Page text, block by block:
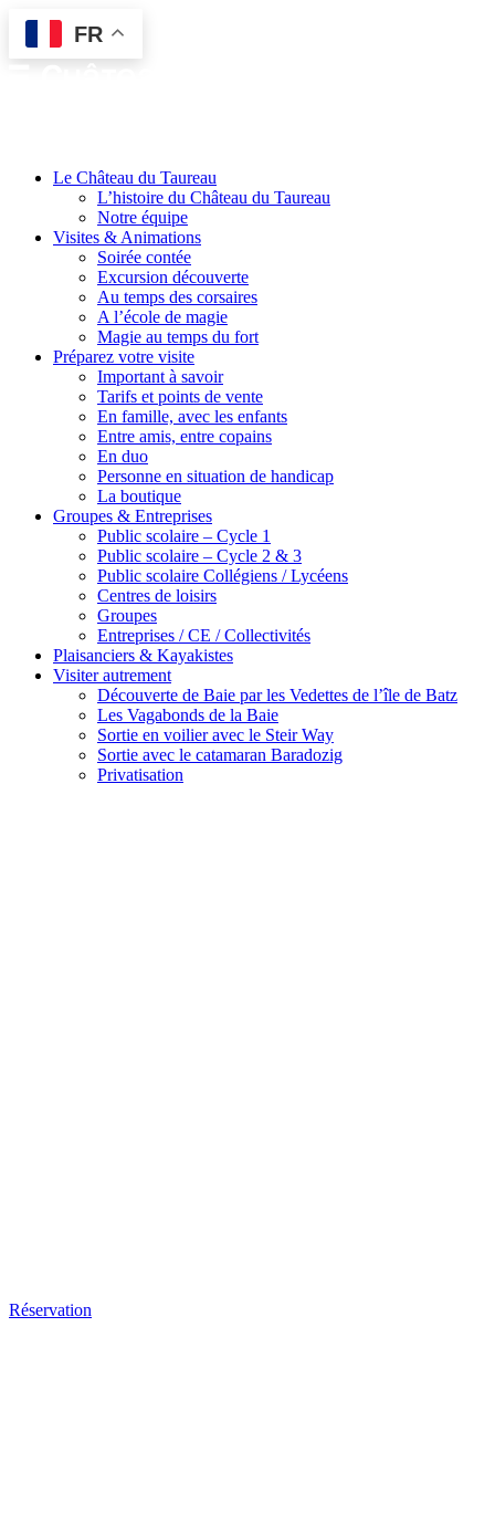
FR
Le Château du Taureau
L’histoire du Château du Taureau
Notre équipe
Visites & Animations
Soirée contée
Excursion découverte
Au temps des corsaires
A l’école de magie
Magie au temps du fort
Préparez votre visite
Important à savoir
Tarifs et points de vente
En famille, avec les enfants
Entre amis, entre copains
En duo
Personne en situation de handicap
La boutique
Groupes & Entreprises
Public scolaire – Cycle 1
Public scolaire – Cycle 2 & 3
Public scolaire Collégiens / Lycéens
Centres de loisirs
Groupes
Entreprises / CE / Collectivités
Plaisanciers & Kayakistes
Visiter autrement
Découverte de Baie par les Vedettes de l’île de Batz
Les Vagabonds de la Baie
Sortie en voilier avec le Steir Way
Sortie avec le catamaran Baradozig
Privatisation
Réservation